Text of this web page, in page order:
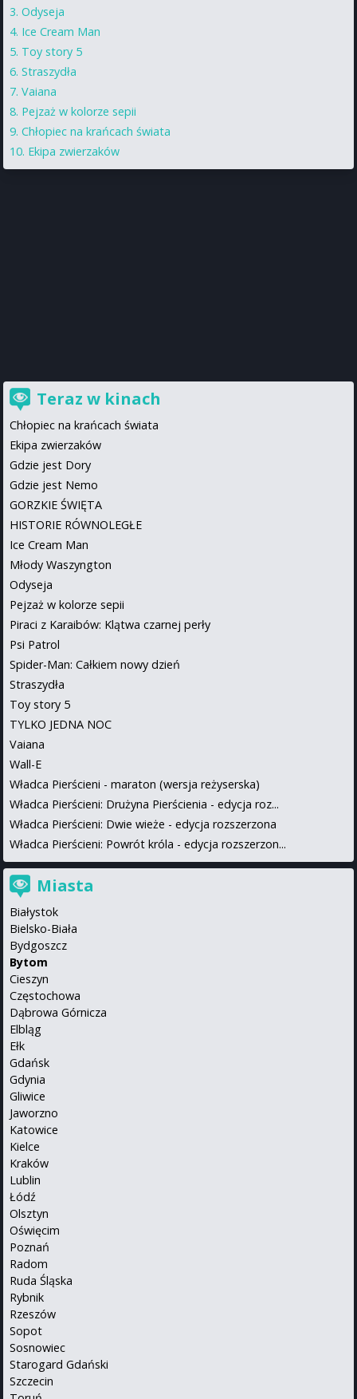
Odyseja
Ice Cream Man
Toy story 5
Straszydła
Vaiana
Pejzaż w kolorze sepii
Chłopiec na krańcach świata
Ekipa zwierzaków
Teraz w kinach
Chłopiec na krańcach świata
Ekipa zwierzaków
Gdzie jest Dory
Gdzie jest Nemo
GORZKIE ŚWIĘTA
HISTORIE RÓWNOLEGŁE
Ice Cream Man
Młody Waszyngton
Odyseja
Pejzaż w kolorze sepii
Piraci z Karaibów: Klątwa czarnej perły
Psi Patrol
Spider-Man: Całkiem nowy dzień
Straszydła
Toy story 5
TYLKO JEDNA NOC
Vaiana
Wall-E
Władca Pierścieni - maraton (wersja reżyserska)
Władca Pierścieni: Drużyna Pierścienia - edycja roz...
Władca Pierścieni: Dwie wieże - edycja rozszerzona
Władca Pierścieni: Powrót króla - edycja rozszerzon...
Miasta
Białystok
Bielsko-Biała
Bydgoszcz
Bytom
Cieszyn
Częstochowa
Dąbrowa Górnicza
Elbląg
Ełk
Gdańsk
Gdynia
Gliwice
Jaworzno
Katowice
Kielce
Kraków
Lublin
Łódź
Olsztyn
Oświęcim
Poznań
Radom
Ruda Śląska
Rybnik
Rzeszów
Sopot
Sosnowiec
Starogard Gdański
Szczecin